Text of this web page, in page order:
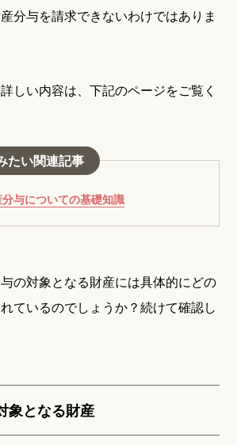
分与を請求できないわけではありま
しい内容は、下記のページをご覧く
たい関連記事
与についての基礎知識
の対象となる財産には具体的にどの
ているのでしょうか？続けて確認し
象となる財産